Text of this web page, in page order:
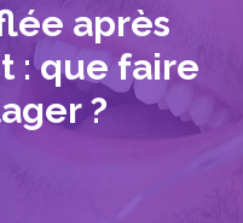
après
: que faire
?